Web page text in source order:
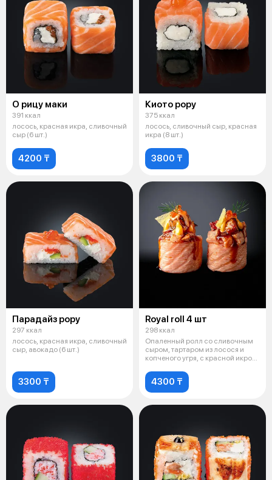
О рицу маки
391 ккал
лосось, красная икра, сливочный
сыр (6 шт.)
4200 ₸
Киото рору
375 ккал
лосось, сливочный сыр, красная
икра (8 шт.)
3800 ₸
Парадайз рору
297 ккал
лосось, красная икра, сливочный
сыр, авокадо (6 шт.)
3300 ₸
Royal roll 4 шт
298 ккал
Опаленный ролл со сливочным
сыром, тартаром из лосося и
копченого угря, с красной икрой,
4300 ₸